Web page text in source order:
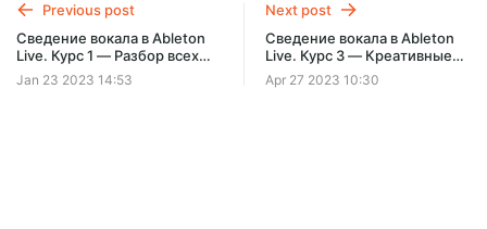
Содержание — 17 уроков/5 часов!
SUBSCRIBE
Previous post
Сведение вокала в Ableton
Live. Курс 1 — Разбор всех
плагинов для сведения
вокала.
Jan 23 2023 14:53
Next post
Сведение вокала в Ableton
Live. Курс 3 — Креативные
эффекты при сведении
вокала
Apr 27 2023 10:30